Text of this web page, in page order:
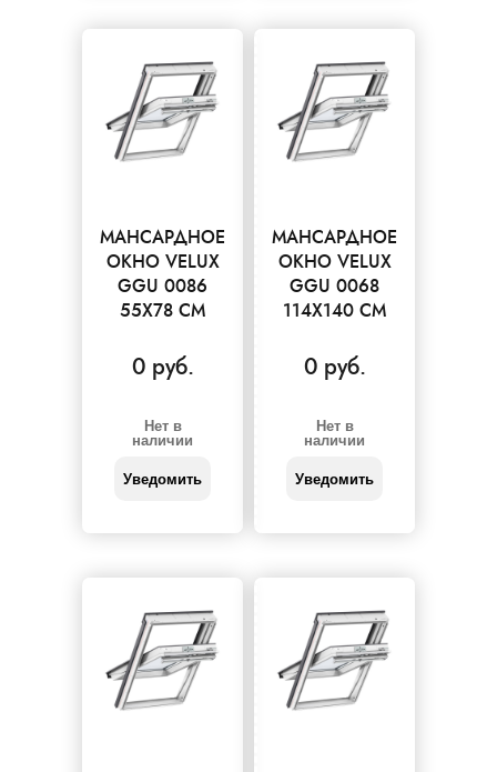
МАНСАРДНОЕ
ОКНО VELUX
GGU 0086
55X78 СМ
0 руб.
Нет в
наличии
Уведомить
МАНСАРДНОЕ
ОКНО VELUX
GGU 0068
114X140 СМ
0 руб.
Нет в
наличии
Уведомить